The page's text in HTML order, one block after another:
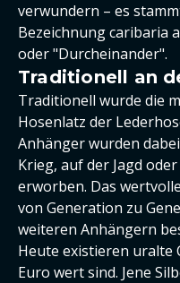
verwundern – es
Bezeichnung caribaria
oder "Durcheinander".
Traditionell an
Traditionell wurde die
Hosenlatz der
Anhänger wurden
Krieg, auf der Jagd
erworben. Das
von Generation zu
weiteren Anhängern
Heute existieren uralte
Euro wert sind. Jene